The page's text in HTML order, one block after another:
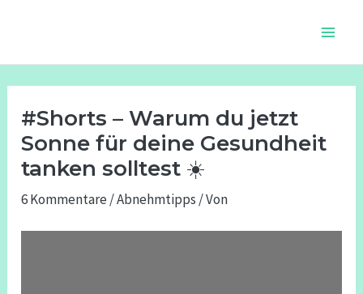
#Shorts – Warum du jetzt
Sonne für deine Gesundheit
tanken solltest ☀️
6 Kommentare /Abnehmtipps / Von